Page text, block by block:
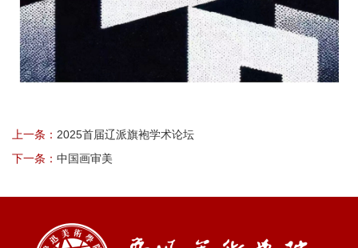
上一条： 2025首届辽派旗袍学术论坛
下一条： 中国画审美